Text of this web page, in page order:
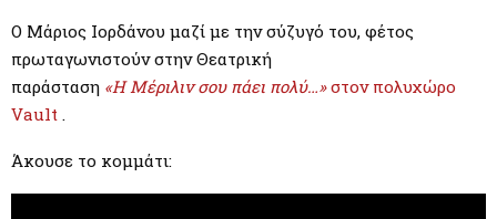
Ο Μάριος Ιορδάνου μαζί με την σύζυγό του, φέτος
πρωταγωνιστούν στην Θεατρική
παράσταση «Η Μέριλιν σου πάει πολύ…»στον πολυχώρο
Vault .
Άκουσε το κομμάτι: